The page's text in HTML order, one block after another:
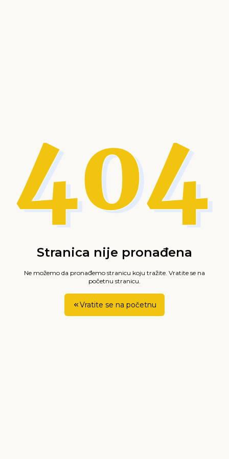
Stranica nije pronađena
Ne možemo da pronađemo stranicu koju tražite. Vratite se na
početnu stranicu.
Vratite se na početnu